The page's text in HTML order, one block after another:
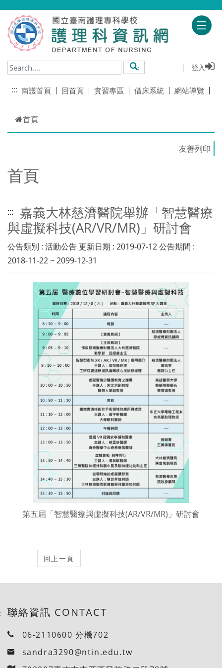
搜尋 登入
::: 南護首頁 回首頁 實習專區 借床系統 網站導覽
首頁
首頁
:::
嘉義大林慈濟醫院舉辦「智慧醫療
與虛擬科技(AR/VR/MR)」研討會
公告類別 : 活動公告 更新日期 : 2019-07-12 公告期間 :
2018-11-22 ~ 2099-12-31
第五屆「智慧醫療與虛擬科技(AR/VR/MR)」研討會
聯絡資訊 CONTACT
06-2110600 分機702
sandra3290@ntin.edu.tw